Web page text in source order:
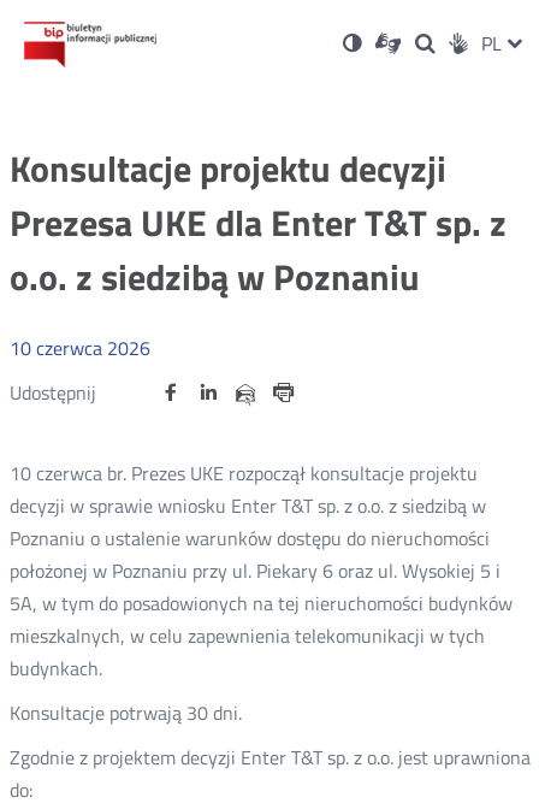
Ustawienia
Wersja
kontrastowa
Dla
niesłyszących
OtwórzOtwórz
w
Otwórz
w
Social PL
Konsultacje projektu decyzji
Prezesa UKE dla Enter T&T sp. z
o.o. z siedzibą w Poznaniu
10czerwca 2026
Udostępnij
Udostępnij
Otwórz Udostępnij
na
OtwórzUdostępnij
na
OtwórzUdostępnij
przez
10 czerwca br. Prezes UKE rozpoczął konsultacje projektu
decyzji w sprawie wniosku Enter T&T sp. z o.o. z siedzibą w
Poznaniu o ustalenie warunków dostępu do nieruchomości
położonej w Poznaniu przy ul. Piekary 6 oraz ul. Wysokiej 5 i
5A, w tym do posadowionych na tej nieruchomości budynków
mieszkalnych, w celu zapewnienia telekomunikacji w tych
budynkach.
Konsultacje potrwają 30 dni.
Zgodnie z projektem decyzji Enter T&T sp. z o.o. jest uprawniona
do: